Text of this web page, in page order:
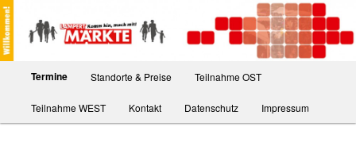
Zum
Inhalt
wechseln
Lampert Märkte
Termine Standorte & Preise Teilnahme OST
Teilnahme WEST Kontakt Datenschutz Impressum